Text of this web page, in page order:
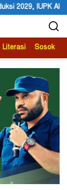
2041
Literasi Sosok